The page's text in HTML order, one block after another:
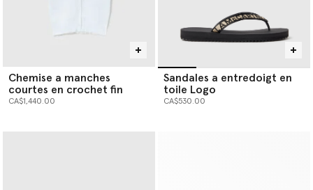
Chemise a manches
courtes en crochet fin
CA$1,440.00
Sandales a entredoigt en
toile Logo
CA$530.00